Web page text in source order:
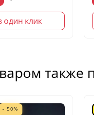
один клик
также
- 50%